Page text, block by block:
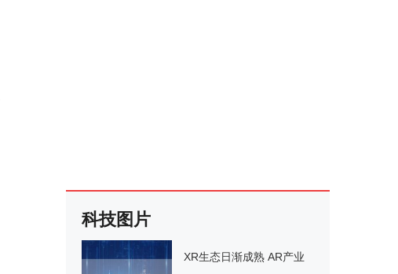
科技图片
XR生态日渐成熟 AR产业